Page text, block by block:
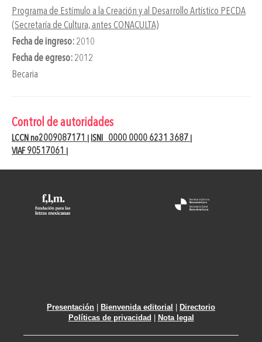
Programa de Estímulo a la Creación y al Desarrollo Artístico PECDA
(Secretaría de Cultura, antes CONACULTA)
Fecha de ingreso: 2010
Fecha de egreso: 2012
Becaria
Control de autoridades
LCCN no2009087171 ISNI 0000 0000 6231 3687
VIAF 90517061
Presentación Bienvenida editorial
Directorio
Políticas de privacidad
Nota legal